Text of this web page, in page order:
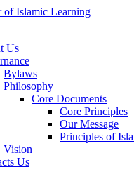
Us
Bylaws
Philosophy
Core Documents
Core Principles
Our Message
Principles of
Vision
Us